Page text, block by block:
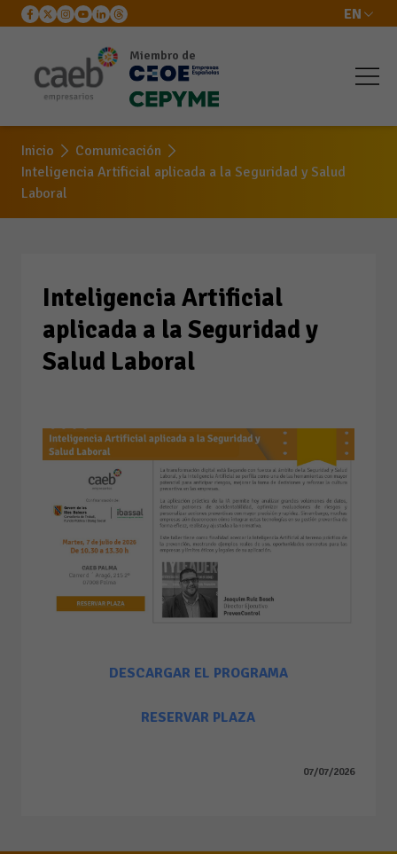
EN
Miembro de
Inteligencia Artificial
aplicada a la Seguridad y
Salud Laboral
Inicio
Comunicación
Inteligencia Artificial aplicada a la Seguridad y Salud
Laboral
Inteligencia Artificial
aplicada a la Seguridad y
Salud Laboral
DESCARGAR EL PROGRAMA
RESERVAR PLAZA
07/07/2026